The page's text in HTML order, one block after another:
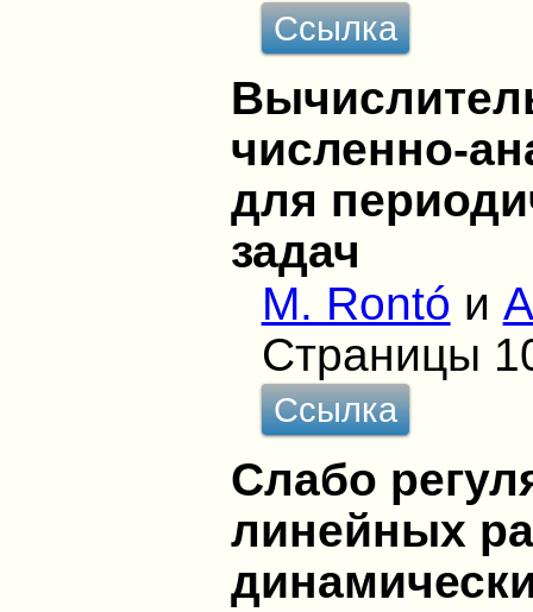
Ссылка
численно-
для
задач
M. Rontó и
Страницы
Ссылка
Слабо
линейных